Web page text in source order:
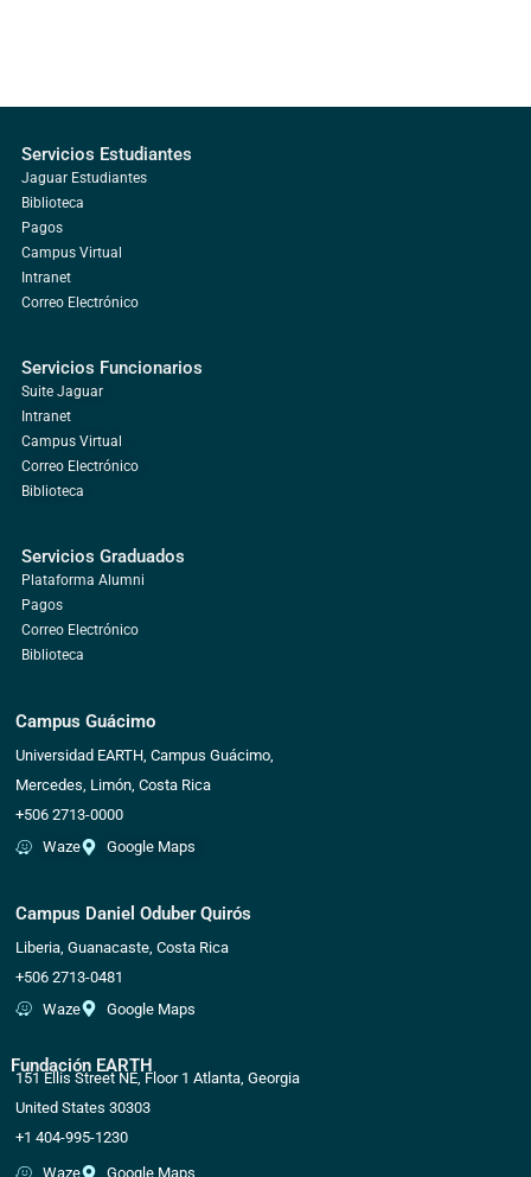
Servicios Estudiantes
Jaguar Estudiantes
Biblioteca
Pagos
Campus Virtual
Intranet
Correo Electrónico
Servicios Funcionarios
Suite Jaguar
Intranet
Campus Virtual
Correo Electrónico
Biblioteca
Servicios Graduados
Plataforma Alumni
Pagos
Correo Electrónico
Biblioteca
Campus Guácimo
Universidad EARTH, Campus Guácimo,
Mercedes, Limón, Costa Rica
+506 2713-0000
Waze
Google Maps
Campus Daniel Oduber Quirós
Liberia, Guanacaste, Costa Rica
+506 2713-0481
Waze
Google Maps
Fundación EARTH
151 Ellis Street NE, Floor 1 Atlanta, Georgia
United States 30303
+1 404-995-1230
Waze
Google Maps